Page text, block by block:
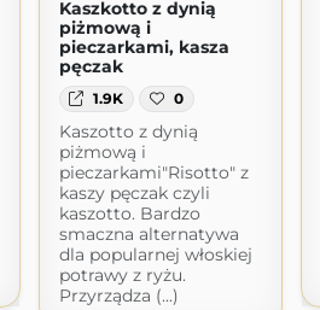
Kaszkotto z dynią
piżmową i
pieczarkami, kasza
pęczak
1.9K 0
Kaszotto z dynią
piżmową i
pieczarkami"Risotto" z
kaszy pęczak czyli
kaszotto. Bardzo
smaczna alternatywa
dla popularnej włoskiej
potrawy z ryżu.
Przyrządza (...)